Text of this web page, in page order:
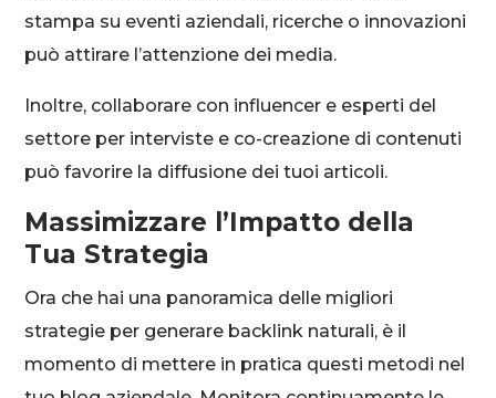
stampa su eventi aziendali, ricerche o innovazioni
può attirare l’attenzione dei media.
Inoltre, collaborare con influencer e esperti del
settore per interviste e co-creazione di contenuti
può favorire la diffusione dei tuoi articoli.
Massimizzare l’Impatto della
Tua Strategia
Ora che hai una panoramica delle migliori
strategie per generare backlink naturali, è il
momento di mettere in pratica questi metodi nel